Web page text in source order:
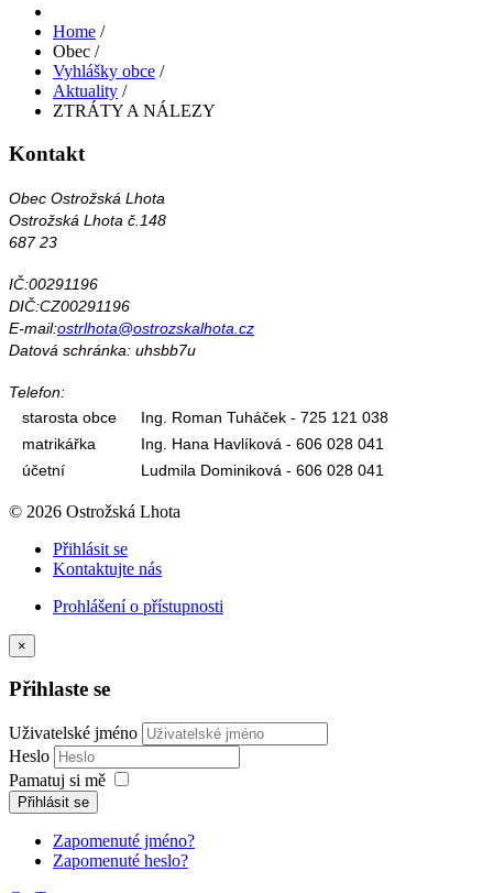
Home /
Obec /
Vyhlášky obce /
Aktuality /
ZTRÁTY A NÁLEZY
Kontakt
Obec Ostrožská Lhota
Ostrožská Lhota č.148
687 23
IČ:00291196
DIČ:CZ00291196
E-mail:ostrlhota@ostrozskalhota.cz
Datová schránka: uhsbb7u
Telefon:
starosta obce
Ing. Roman Tuháček - 725 121 038
matrikářka
Ing. Hana Havlíková - 606 028 041
účetní
Ludmila Dominiková - 606 028 041
© 2026 Ostrožská Lhota
Přihlásit se
Kontaktujte nás
Prohlášení o přístupnosti
×
Přihlaste se
Uživatelské jméno
Heslo
Pamatuj si mě
Přihlásit se
Zapomenuté jméno?
Zapomenuté heslo?